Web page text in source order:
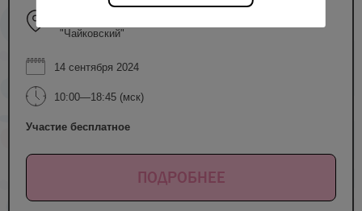
г. Москва, площадь Европы, д.2, Radisson
"Чайковский"
14 сентября 2024
10:00—18:45 (мск)
Участие бесплатное
ПОДРОБНЕЕ